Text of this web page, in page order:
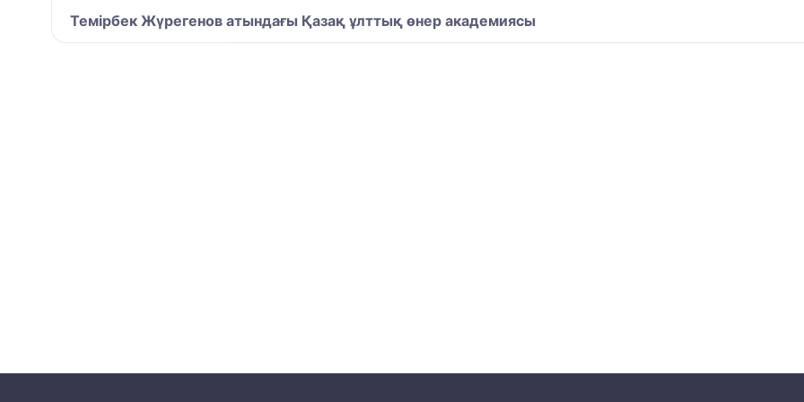
Темірбек Жүрегенов атындағы Қазақ ұлттық өнер академиясы